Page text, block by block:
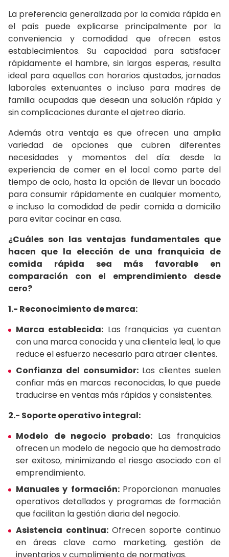
La preferencia generalizada por la comida rápida en
el país puede explicarse principalmente por la
conveniencia y comodidad que ofrecen estos
establecimientos. Su capacidad para satisfacer
rápidamente el hambre, sin largas esperas, resulta
ideal para aquellos con horarios ajustados, jornadas
laborales extenuantes o incluso para madres de
familia ocupadas que desean una solución rápida y
sin complicaciones durante el ajetreo diario.
Además otra ventaja es que ofrecen una amplia
variedad de opciones que cubren diferentes
necesidades y momentos del día: desde la
experiencia de comer en el local como parte del
tiempo de ocio, hasta la opción de llevar un bocado
para consumir rápidamente en cualquier momento,
e incluso la comodidad de pedir comida a domicilio
para evitar cocinar en casa.
¿Cuáles son las ventajas fundamentales que
hacen que la elección de una franquicia de
comida rápida sea más favorable en
comparación con el emprendimiento desde
cero?
1.- Reconocimiento de marca:
Marca establecida: Las franquicias ya cuentan
con una marca conocida y una clientela leal, lo que
reduce el esfuerzo necesario para atraer clientes.
Confianza del consumidor: Los clientes suelen
confiar más en marcas reconocidas, lo que puede
traducirse en ventas más rápidas y consistentes.
2.- Soporte operativo integral:
Modelo de negocio probado:Las franquicias
ofrecen un modelo de negocio que ha demostrado
ser exitoso, minimizando el riesgo asociado con el
emprendimiento.
Manuales y formación: Proporcionan manuales
operativos detallados y programas de formación
que facilitan la gestión diaria del negocio.
Asistencia continua: Ofrecen soporte continuo
en áreas clave como marketing, gestión de
inventarios y cumplimiento de normativas.